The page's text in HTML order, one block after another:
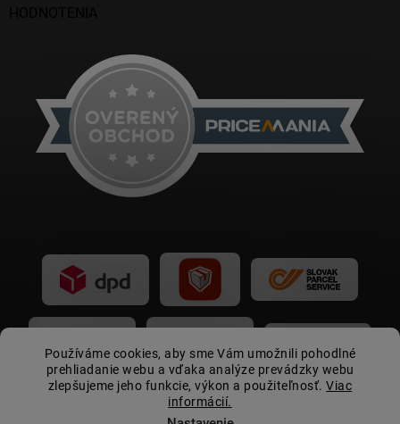
Používáme cookies, aby sme Vám umožnili pohodlné
prehliadanie webu a vďaka analýze prevádzky webu
zlepšujeme jeho funkcie, výkon a použiteľnosť.Viac
informácií.